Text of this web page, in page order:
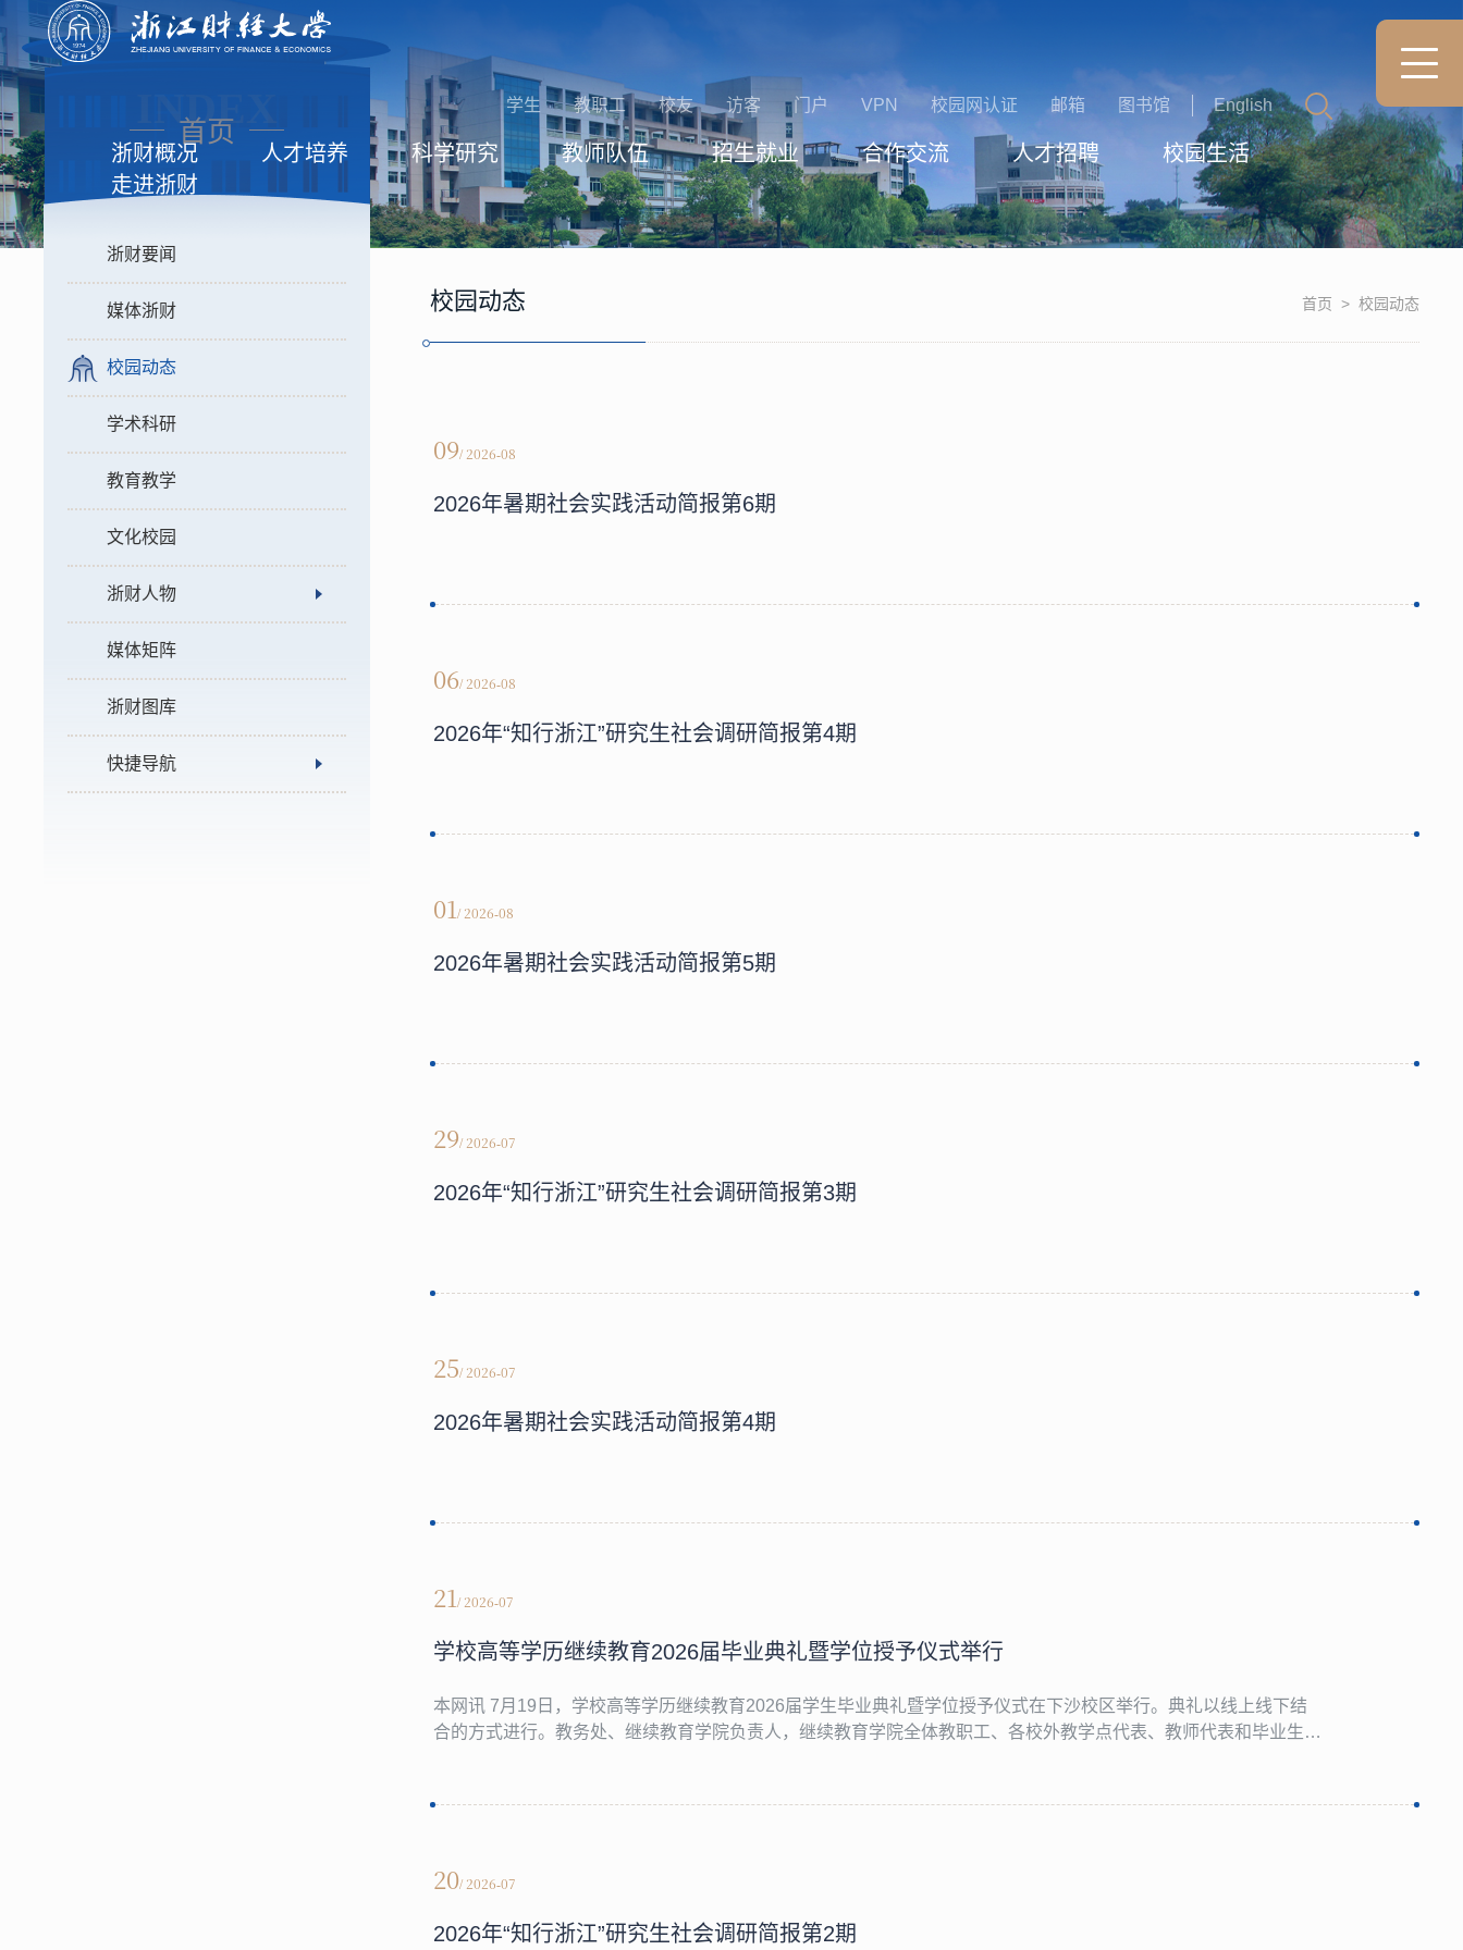
学生 教职工 校友 访客 门户 VPN 校园网认证 邮箱 图书馆 English
浙财概况 人才培养 科学研究 教师队伍 招生就业 合作交流 人才招聘
校园生活
走进浙财
INDEX
首页
浙财要闻
媒体浙财
校园动态
学术科研
教育教学
文化校园
浙财人物
媒体矩阵
浙财图库
快捷导航
校园动态 首页 > 校园动态
09/ 2026-08
2026年暑期社会实践活动简报第6期
06/ 2026-08
2026年“知行浙江”研究生社会调研简报第4期
01/ 2026-08
2026年暑期社会实践活动简报第5期
29/ 2026-07
2026年“知行浙江”研究生社会调研简报第3期
25/ 2026-07
2026年暑期社会实践活动简报第4期
21/ 2026-07
学校高等学历继续教育2026届毕业典礼暨学位授予仪式举行
本网讯 7月19日，学校高等学历继续教育2026届学生毕业典礼暨学位授予仪式在下沙校区举行。典礼以线上线下结
合的方式进行。教务处、继续教育学院负责人，继续教育学院全体教职工、各校外教学点代表、教师代表和毕业生代
20/ 2026-07
2026年“知行浙江”研究生社会调研简报第2期